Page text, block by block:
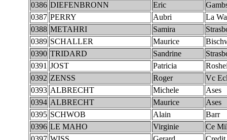
0386 DIEFENBRONN Eric
0387 PERRY Aubri
La
0388 METAHRI Samira
0389 SCHALLER Maurice
0390 TRIDARD Sandrine
0391 JOST Patricia
0392 ZENSS Roger
Vc
0393 ALBRECHT Michele
Ases
0394 ALBRECHT Maurice
Ases
0395 SCHWOB Alain
Barr
0396 LE MAHO Virginie
Ce